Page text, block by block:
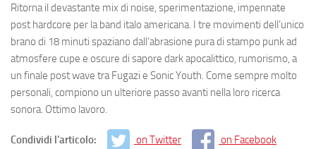
Ritorna il devastante mix di noise, sperimentazione, impennate
post hardcore per la band italo americana. I tre movimenti dell’unico
brano di 18 minuti spaziano dall’abrasione pura di stampo punk ad
atmosfere cupe e oscure di sapore dark apocalittico, rumorismo, a
un finale post wave tra Fugazi e Sonic Youth. Come sempre molto
personali, compiono un ulteriore passo avanti nella loro ricerca
sonora. Ottimo lavoro.
Condividi l'articolo: on Twitter on Facebook